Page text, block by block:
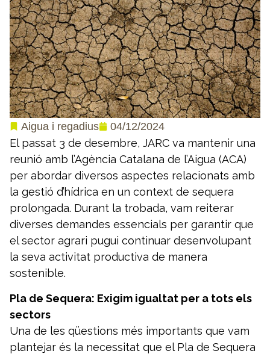
Aigua i regadius 04/12/2024
El passat 3 de desembre, JARC va mantenir una
reunió amb l’Agència Catalana de l’Aigua (ACA)
per abordar diversos aspectes relacionats amb
la gestió d’hídrica en un context de sequera
prolongada. Durant la trobada, vam reiterar
diverses demandes essencials per garantir que
el sector agrari pugui continuar desenvolupant
la seva activitat productiva de manera
sostenible.
Pla de Sequera: Exigim igualtat per a tots els
sectors
Una de les qüestions més importants que vam
plantejar és la necessitat que el Pla de Sequera